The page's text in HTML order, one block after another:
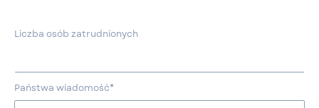
Liczba osób zatrudnionych
Państwa wiadomość*